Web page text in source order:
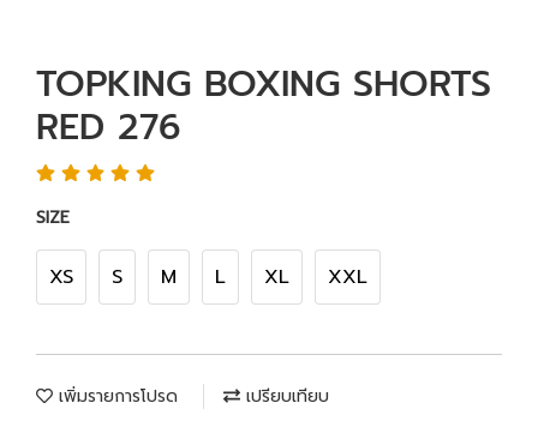
TOPKING BOXING SHORTS
RED 276
SIZE
XS S M L XL XXL
เพิ่มรายการโปรด เปรียบเทียบ